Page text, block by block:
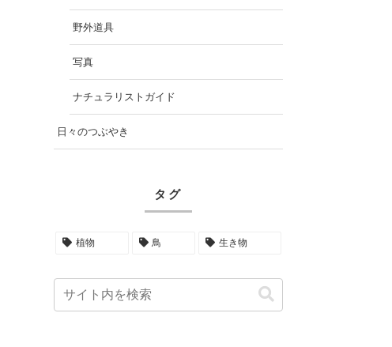
野外道具
写真
ナチュラリストガイド
日々のつぶやき
タグ
植物 鳥 生き物